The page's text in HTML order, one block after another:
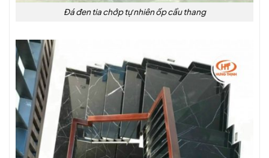
Đá đen tia chớp tự nhiên ốp cầu thang